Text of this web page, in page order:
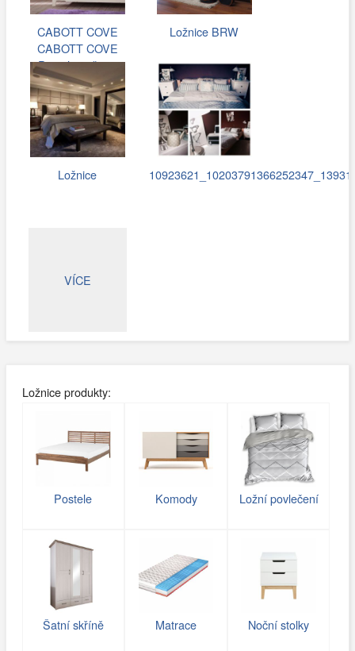
CABOTT COVE
CABOTT COVE
Postel s roštem
140x200 cm
Ložnice BRW
Ložnice
VÍCE
Ložnice produkty:
Postele Komody Ložní povlečení
Šatní skříně Matrace Noční stolky